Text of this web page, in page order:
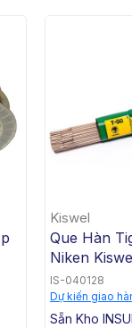
Kiswel
Que Hàn
Niken
KW-T82,
Kg / Hộp,
IS-040128
Dự kiến giao
Sẵn Kho